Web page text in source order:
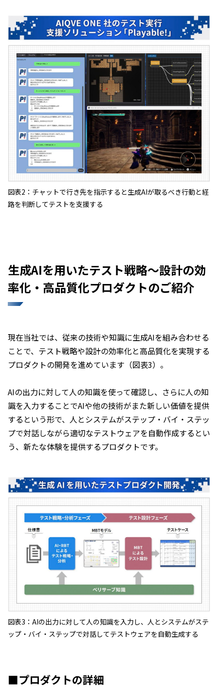
図表2：チャットで行き先を指示すると生成AIが取るべき行動と経
路を判断してテストを支援する
生成AIを用いたテスト戦略～設計の効
率化・高品質化プロダクトのご紹介
現在当社では、従来の技術や知識に生成AIを組み合わせる
ことで、テスト戦略や設計の効率化と高品質化を実現する
プロダクトの開発を進めています（図表3）。
AIの出力に対して人の知識を使って確認し、さらに人の知
識を入力することでAIや他の技術がまた新しい価値を提供
するという形で、人とシステムがステップ・バイ・ステッ
プで対話しながら適切なテストウェアを自動作成するとい
う、新たな体験を提供するプロダクトです。
図表3：AIの出力に対して人の知識を入力し、人とシステムがステ
ップ・バイ・ステップで対話してテストウェアを自動生成する
■プロダクトの詳細